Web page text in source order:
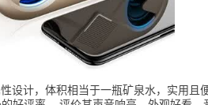
计，体积相当于一瓶矿泉水，实用且